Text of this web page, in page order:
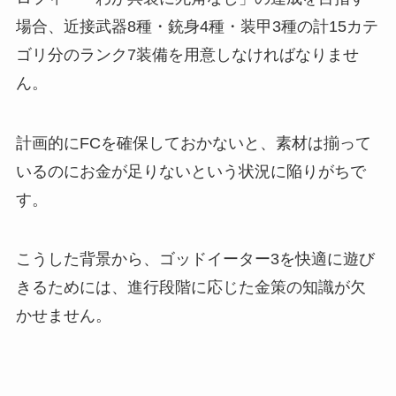
場合、近接武器8種・銃身4種・装甲3種の計15カテ
ゴリ分のランク7装備を用意しなければなりませ
ん。
計画的にFCを確保しておかないと、素材は揃って
いるのにお金が足りないという状況に陥りがちで
す。
こうした背景から、ゴッドイーター3を快適に遊び
きるためには、進行段階に応じた金策の知識が欠
かせません。